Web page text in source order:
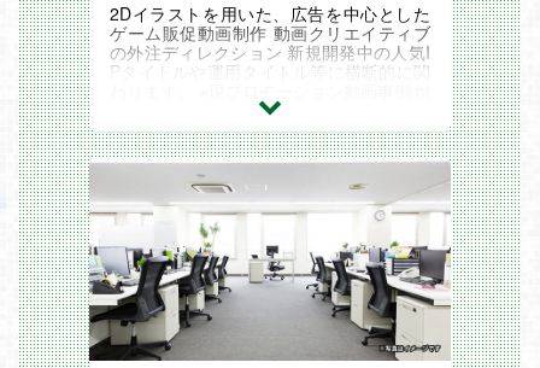
2Dイラストを用いた、広告を中心とした
ゲーム販促動画制作 動画クリエイティブ
の外注ディレクション 新規開発中の人気I
Pタイトルや運用タイトル等に横断的に関
tps://youtu.be/UmJDNcq3HgQ https://jujut
suphanpara...